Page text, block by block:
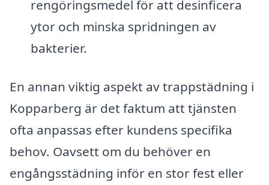
rengöringsmedel för att desinficera
ytor och minska spridningen av
bakterier.
En annan viktig aspekt av trappstädning i
Kopparberg är det faktum att tjänsten
ofta anpassas efter kundens specifika
behov. Oavsett om du behöver en
engångsstädning inför en stor fest eller